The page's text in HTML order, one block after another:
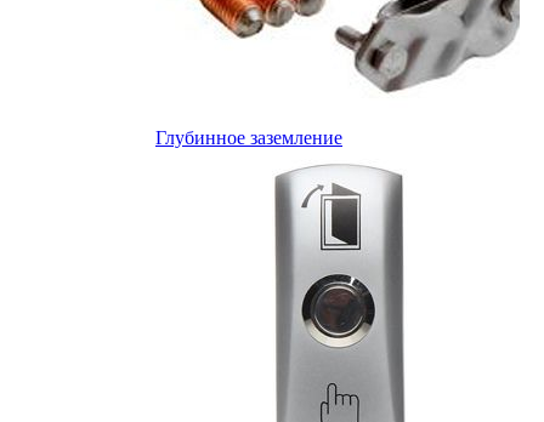
Глубинное заземление